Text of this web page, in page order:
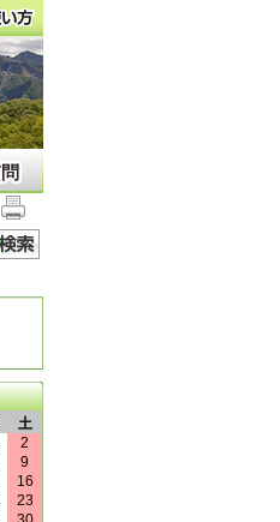
土
2
9
16
23